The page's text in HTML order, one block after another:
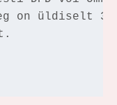
on üldiselt